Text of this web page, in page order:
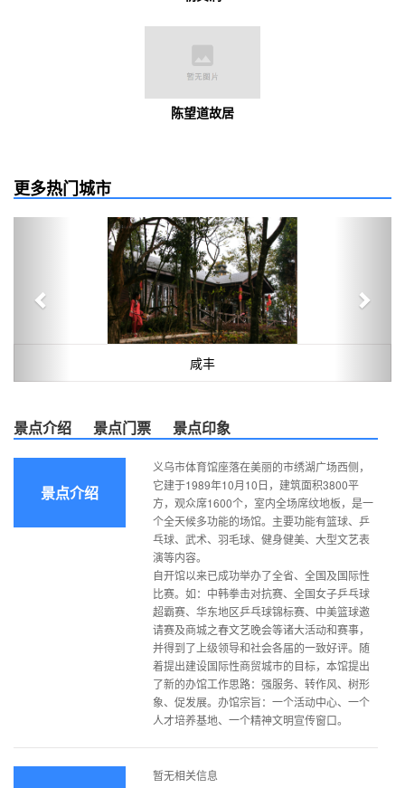
陈望道故居
更多热门城市
咸丰
Previous
景点介绍 景点门票 景点印象
景点介绍
义乌市体育馆座落在美丽的市绣湖广场西侧，
它建于1989年10月10日，建筑面积3800平
方，观众席1600个，室内全场席纹地板，是一
个全天候多功能的场馆。主要功能有篮球、乒
乓球、武术、羽毛球、健身健美、大型文艺表
演等内容。
自开馆以来已成功举办了全省、全国及国际性
比赛。如：中韩拳击对抗赛、全国女子乒乓球
超霸赛、华东地区乒乓球锦标赛、中美篮球邀
请赛及商城之春文艺晚会等诸大活动和赛事，
并得到了上级领导和社会各届的一致好评。随
着提出建设国际性商贸城市的目标，本馆提出
了新的办馆工作思路：强服务、转作风、树形
象、促发展。办馆宗旨：一个活动中心、一个
人才培养基地、一个精神文明宣传窗口。
暂无相关信息